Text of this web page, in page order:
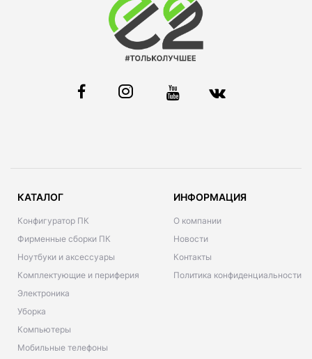
КАТАЛОГ
Конфигуратор ПК
Фирменные сборки ПК
Ноутбуки и аксессуары
Комплектующие и периферия
Электроника
Уборка
Компьютеры
Мобильные телефоны
ИНФОРМАЦИЯ
О компании
Новости
Контакты
Политика конфиденциальности